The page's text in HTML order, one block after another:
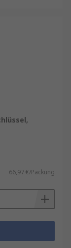
66,97 €/Packung